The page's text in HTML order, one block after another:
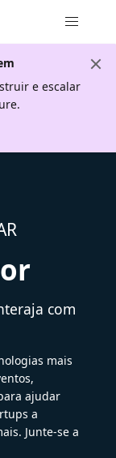
e escalar
com
mais
ajudar
a
Junte-se a